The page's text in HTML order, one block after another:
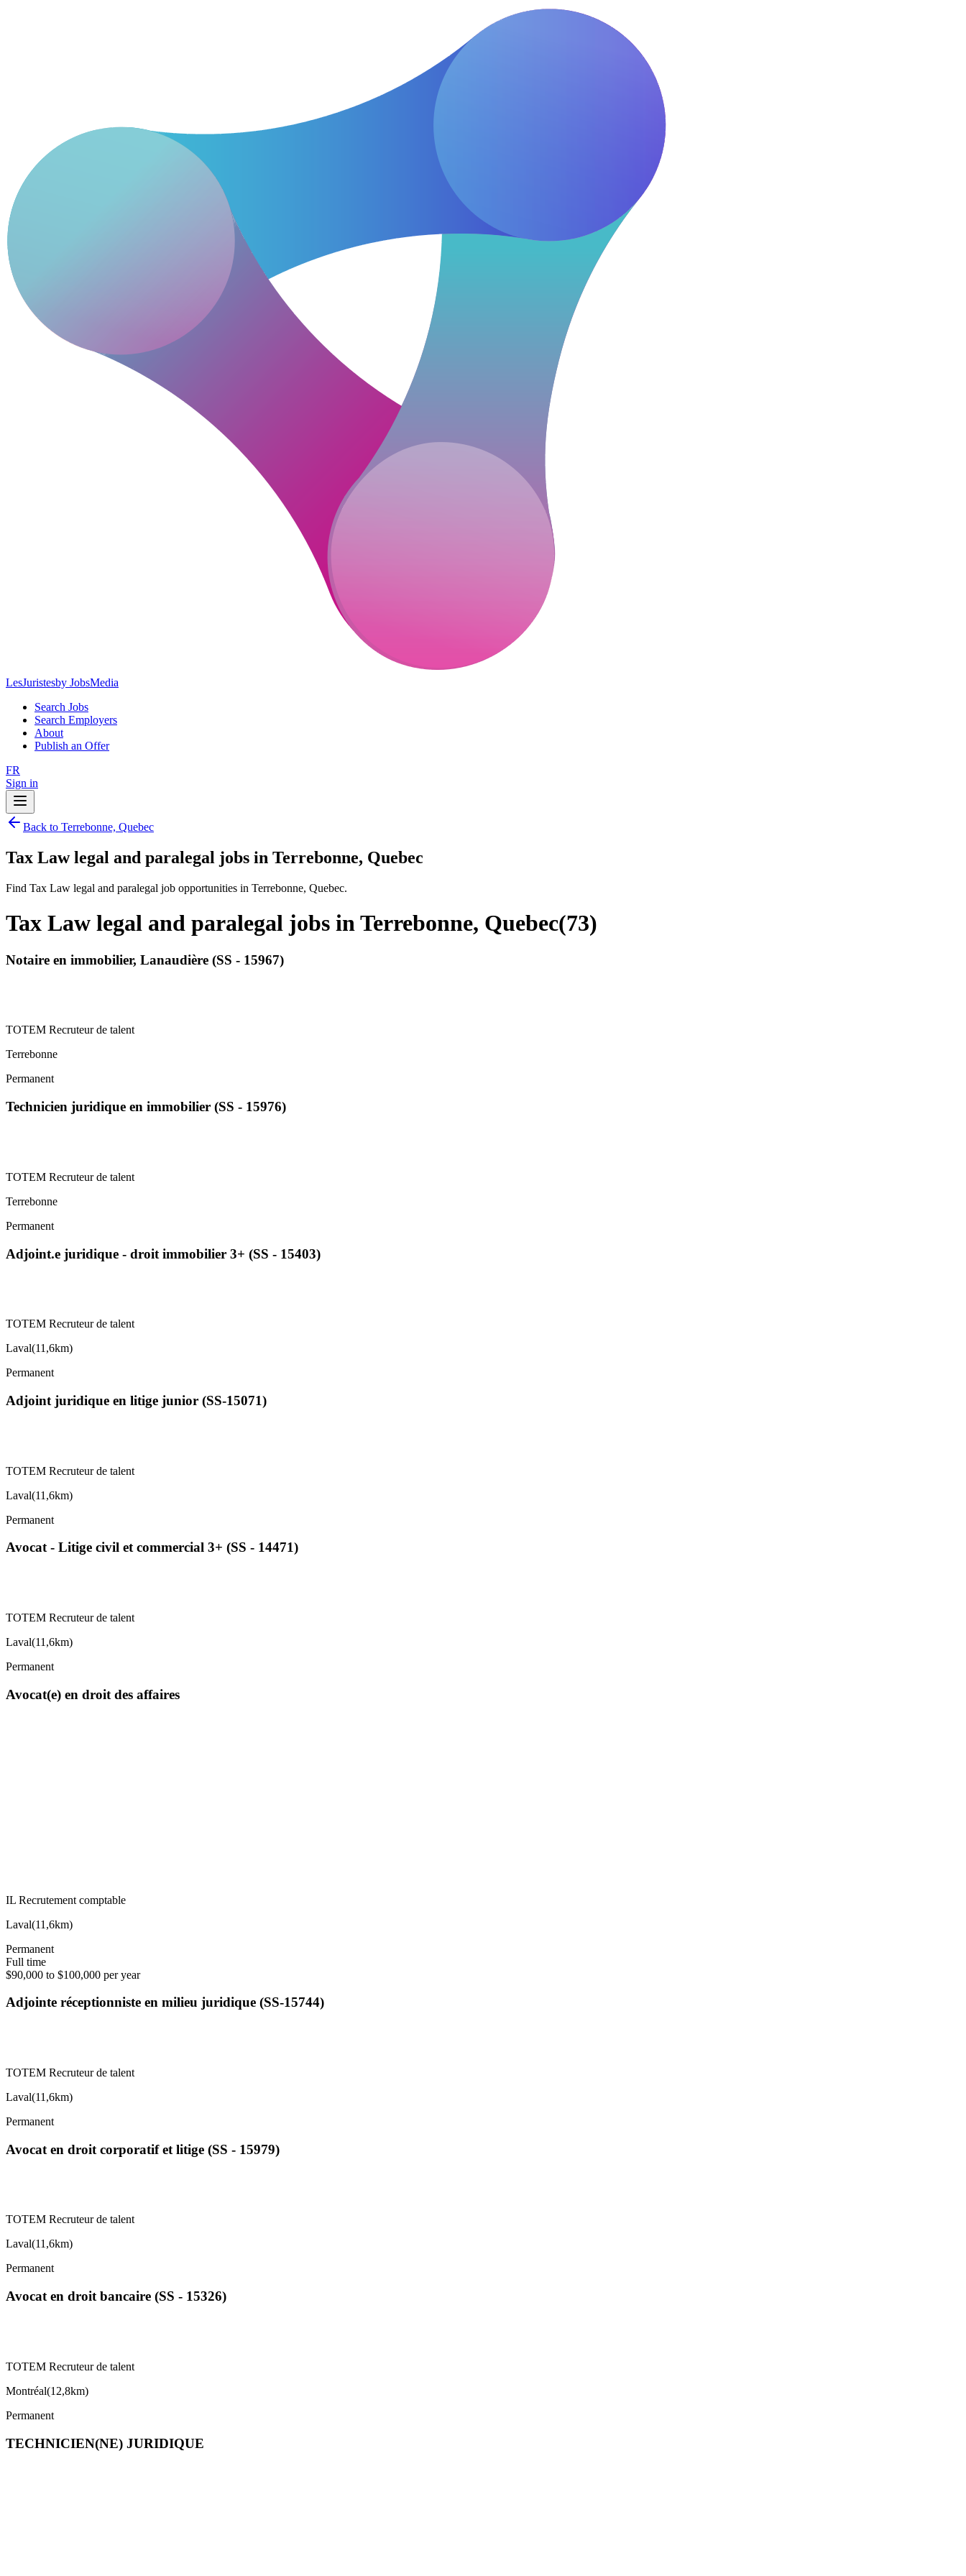
LesJuristesby JobsMedia
Search Jobs
Search Employers
About
Publish an Offer
FR
Sign in
Back to Terrebonne, Quebec
Tax Law legal and paralegal jobs in Terrebonne, Quebec
Find Tax Law legal and paralegal job opportunities in Terrebonne, Quebec.
Tax Law legal and paralegal jobs in Terrebonne, Quebec(73)
Notaire en immobilier, Lanaudière (SS - 15967)
TOTEM Recruteur de talent
Terrebonne
Permanent
Technicien juridique en immobilier (SS - 15976)
TOTEM Recruteur de talent
Terrebonne
Permanent
Adjoint.e juridique - droit immobilier 3+ (SS - 15403)
TOTEM Recruteur de talent
Laval(11,6km)
Permanent
Adjoint juridique en litige junior (SS-15071)
TOTEM Recruteur de talent
Laval(11,6km)
Permanent
Avocat - Litige civil et commercial 3+ (SS - 14471)
TOTEM Recruteur de talent
Laval(11,6km)
Permanent
Avocat(e) en droit des affaires
IL Recrutement comptable
Laval(11,6km)
Permanent
Full time
$90,000 to $100,000 per year
Adjointe réceptionniste en milieu juridique (SS-15744)
TOTEM Recruteur de talent
Laval(11,6km)
Permanent
Avocat en droit corporatif et litige (SS - 15979)
TOTEM Recruteur de talent
Laval(11,6km)
Permanent
Avocat en droit bancaire (SS - 15326)
TOTEM Recruteur de talent
Montréal(12,8km)
Permanent
TECHNICIEN(NE) JURIDIQUE